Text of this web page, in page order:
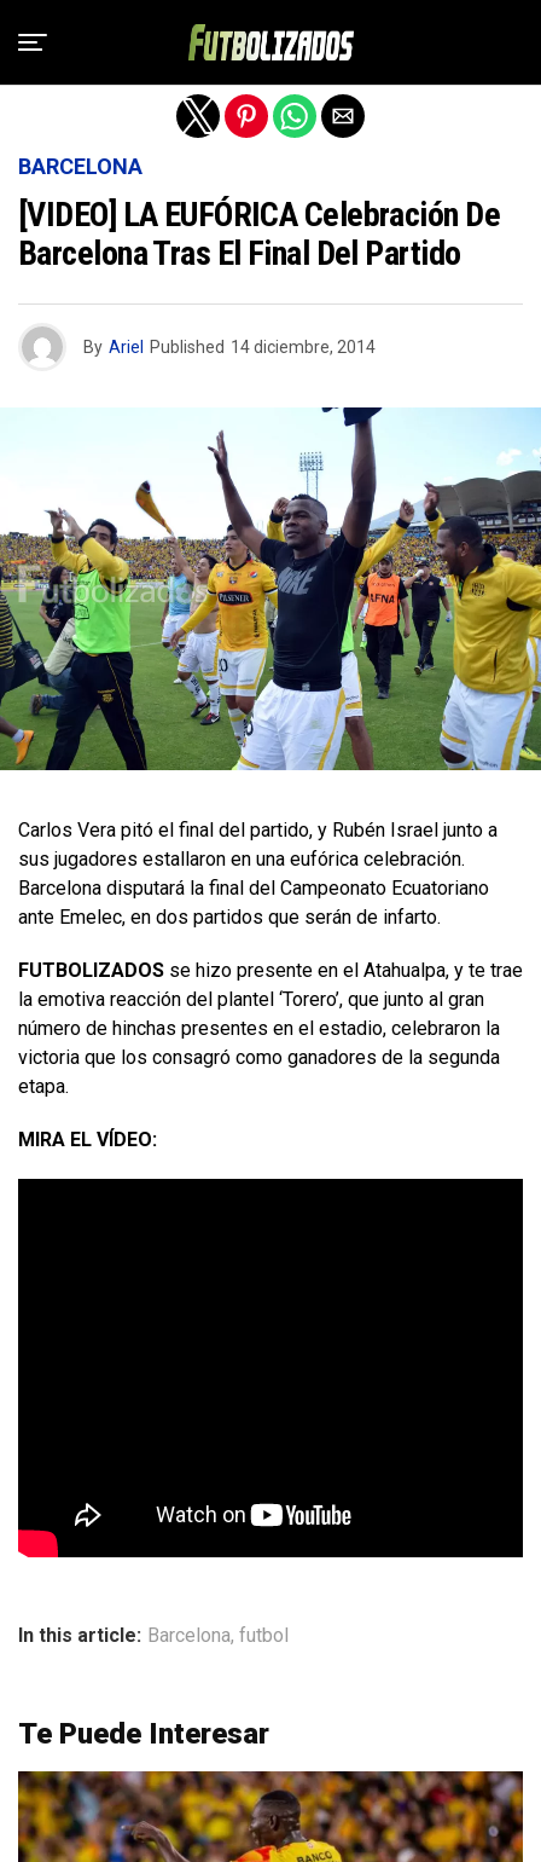
BARCELONA
[VIDEO] LA EUFÓRICA Celebración De
Barcelona Tras El Final Del Partido
By Ariel Published 14 diciembre, 2014
Carlos Vera pitó el final del partido, y Rubén Israel junto a
sus jugadores estallaron en una eufórica celebración.
Barcelona disputará la final del Campeonato Ecuatoriano
ante Emelec, en dos partidos que serán de infarto.
FUTBOLIZADOS se hizo presente en el Atahualpa, y te trae
la emotiva reacción del plantel ‘Torero’, que junto al gran
número de hinchas presentes en el estadio, celebraron la
victoria que los consagró como ganadores de la segunda
etapa.
MIRA EL VÍDEO:
In this article: Barcelona, futbol
Te Puede Interesar
Salir de la versión móvil